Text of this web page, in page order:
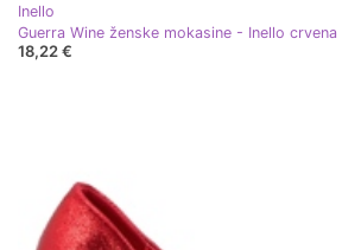
Inello
Guerra Wine ženske mokasine - Inello crvena
18,22 €